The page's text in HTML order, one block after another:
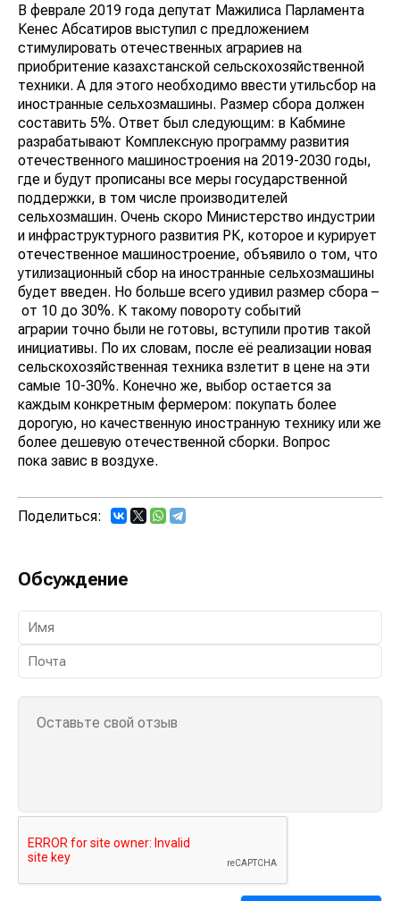
В феврале 2019 года депутат Мажилиса Парламента
Кенес Абсатиров выступил с предложением
стимулировать отечественных аграриев на
приобритение казахстанской сельскохозяйственной
техники. А для этого необходимо ввести утильсбор на
иностранные сельхозмашины. Размер сбора должен
составить 5%. Ответ был следующим: в Кабмине
разрабатывают Комплексную программу развития
отечественного машиностроения на 2019-2030 годы,
где и будут прописаны все меры государственной
поддержки, в том числе производителей
сельхозмашин. Очень скоро Министерство индустрии
и инфраструктурного развития РК, которое и курирует
отечественное машиностроение, объявило о том, что
утилизационный сбор на иностранные сельхозмашины
будет введен. Но больше всего удивил размер сбора –
от 10 до 30%. К такому повороту событий
аграрии точно были не готовы, вступили против такой
инициативы. По их словам, после её реализации новая
сельскохозяйственная техника взлетит в цене на эти
самые 10-30%. Конечно же, выбор остается за
каждым конкретным фермером: покупать более
дорогую, но качественную иностранную технику или же
более дешевую отечественной сборки. Вопрос
пока завис в воздухе.
Поделиться:
Обсуждение